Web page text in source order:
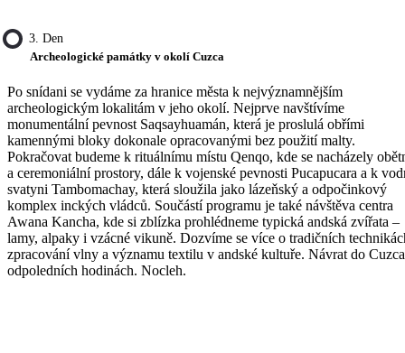
3. Den
Archeologické památky v okolí Cuzca
Po snídani se vydáme za hranice města k nejvýznamnějším
archeologickým lokalitám v jeho okolí. Nejprve navštívíme
monumentální pevnost Saqsayhuamán, která je proslulá obřími
kamennými bloky dokonale opracovanými bez použití malty.
Pokračovat budeme k rituálnímu místu Qenqo, kde se nacházely
a ceremoniální prostory, dále k vojenské pevnosti Pucapucara a k
svatyni Tambomachay, která sloužila jako lázeňský a odpočinkový
komplex inckých vládců. Součástí programu je také návštěva centra
Awana Kancha, kde si zblízka prohlédneme typická andská zvířata –
lamy, alpaky i vzácné vikuně. Dozvíme se více o tradičních
zpracování vlny a významu textilu v andské kultuře. Návrat do
odpoledních hodinách. Nocleh.